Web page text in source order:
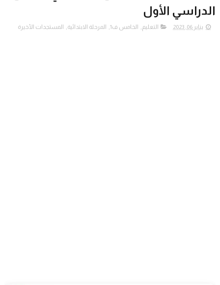
الدراسي الأول
يناير 06, 2023 التعليم, الخامس ف1 , المرحلة الابتدائية, المستجدات الأخيرة